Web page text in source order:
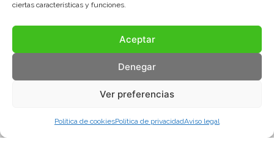
ciertas características y funciones.
Aceptar
Denegar
Ver preferencias
Política de cookiesPolítica de privacidadAviso legal